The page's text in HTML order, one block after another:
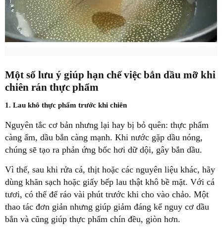
Một số lưu ý giúp hạn chế việc bắn dầu mỡ khi
chiên rán thực phẩm
1. Lau khô thực phẩm trước khi chiên
Nguyên tắc cơ bản nhưng lại hay bị bỏ quên: thực phẩm
càng ẩm, dầu bắn càng mạnh. Khi nước gặp dầu nóng,
chúng sẽ tạo ra phản ứng bốc hơi dữ dội, gây bắn dầu.
Vì thế, sau khi rửa cá, thịt hoặc các nguyên liệu khác, hãy
dùng khăn sạch hoặc giấy bếp lau thật khô bề mặt. Với cá
tươi, có thể để ráo vài phút trước khi cho vào chảo. Một
thao tác đơn giản nhưng giúp giảm đáng kể nguy cơ dầu
bắn và cũng giúp thực phẩm chín đều, giòn hơn.